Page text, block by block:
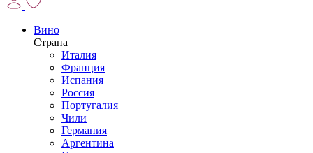
Вино
Страна
Италия
Франция
Испания
Россия
Португалия
Чили
Германия
Аргентина